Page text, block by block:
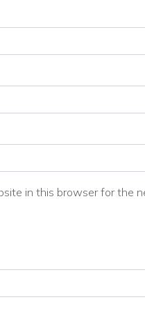
in this browser for the